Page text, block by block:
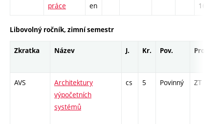
práce
en
169
Libovolný ročník, zimní semestr
Zkratka Název J. Kr. Pov. Prof.
AVS
Architektury
výpočetních
systémů
cs 5 Povinný ZT